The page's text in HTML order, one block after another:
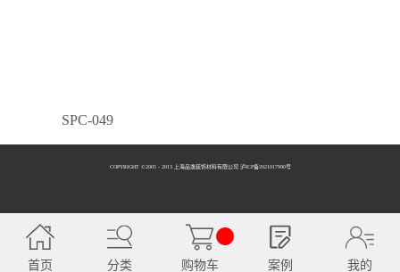
SPC-049
SPC-050
COPYRIGHT ©2005 - 2013 上海品逸装饰材料有限公司 泸ICP备2021017990号
首页 分类 购物车 案例 我的